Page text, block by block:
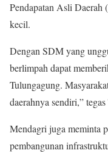
Pendapatan Asli Daerah
kecil.
Dengan SDM yang
berlimpah dapat
Tulungagung.
daerahnya sendiri,”
Mendagri juga meminta
pembangunan